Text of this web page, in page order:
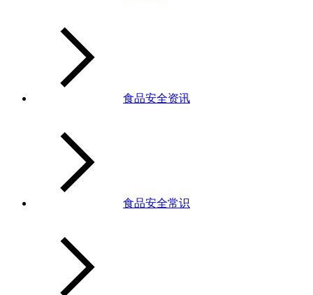
食品安全资讯
食品安全常识